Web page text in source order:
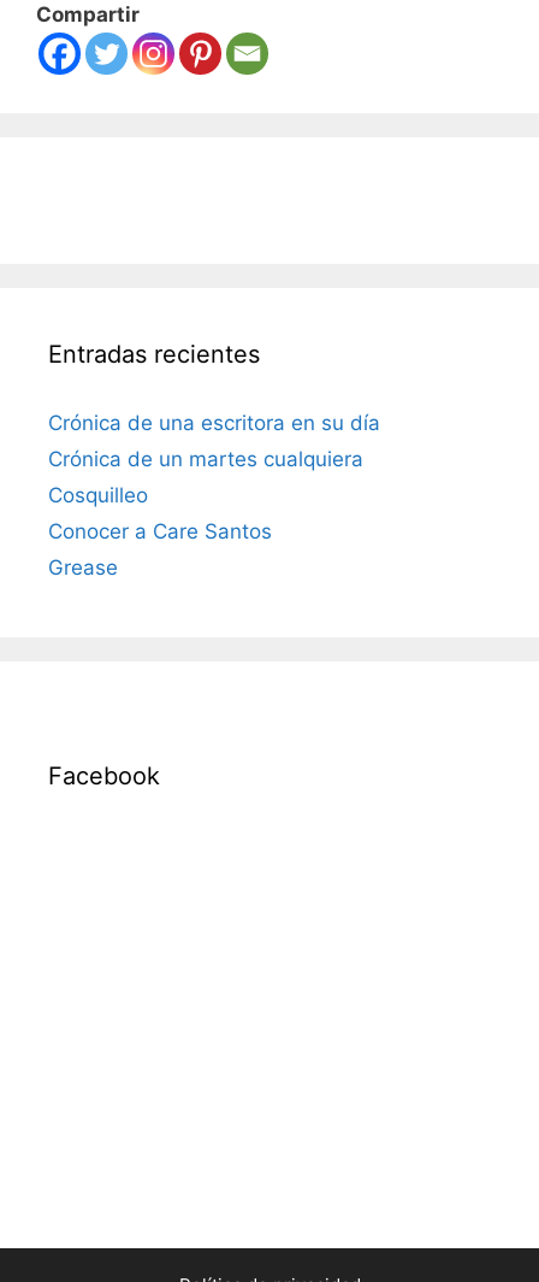
Compartir
Entradas recientes
Crónica de una escritora en su día
Crónica de un martes cualquiera
Cosquilleo
Conocer a Care Santos
Grease
Facebook